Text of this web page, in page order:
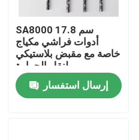
منزل
حول بنا
SA8000 17.8 سم
أدوات فراشي مكياج
خاصة مع مقبض بلاستيكي
لنقل الحرارة
إرسال استفسار